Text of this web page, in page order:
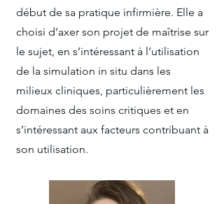
début de sa pratique infirmière. Elle a
choisi d’axer son projet de maîtrise sur
le sujet, en s’intéressant à l’utilisation
de la simulation in situ dans les
milieux cliniques, particulièrement les
domaines des soins critiques et en
s’intéressant aux facteurs contribuant à
son utilisation.